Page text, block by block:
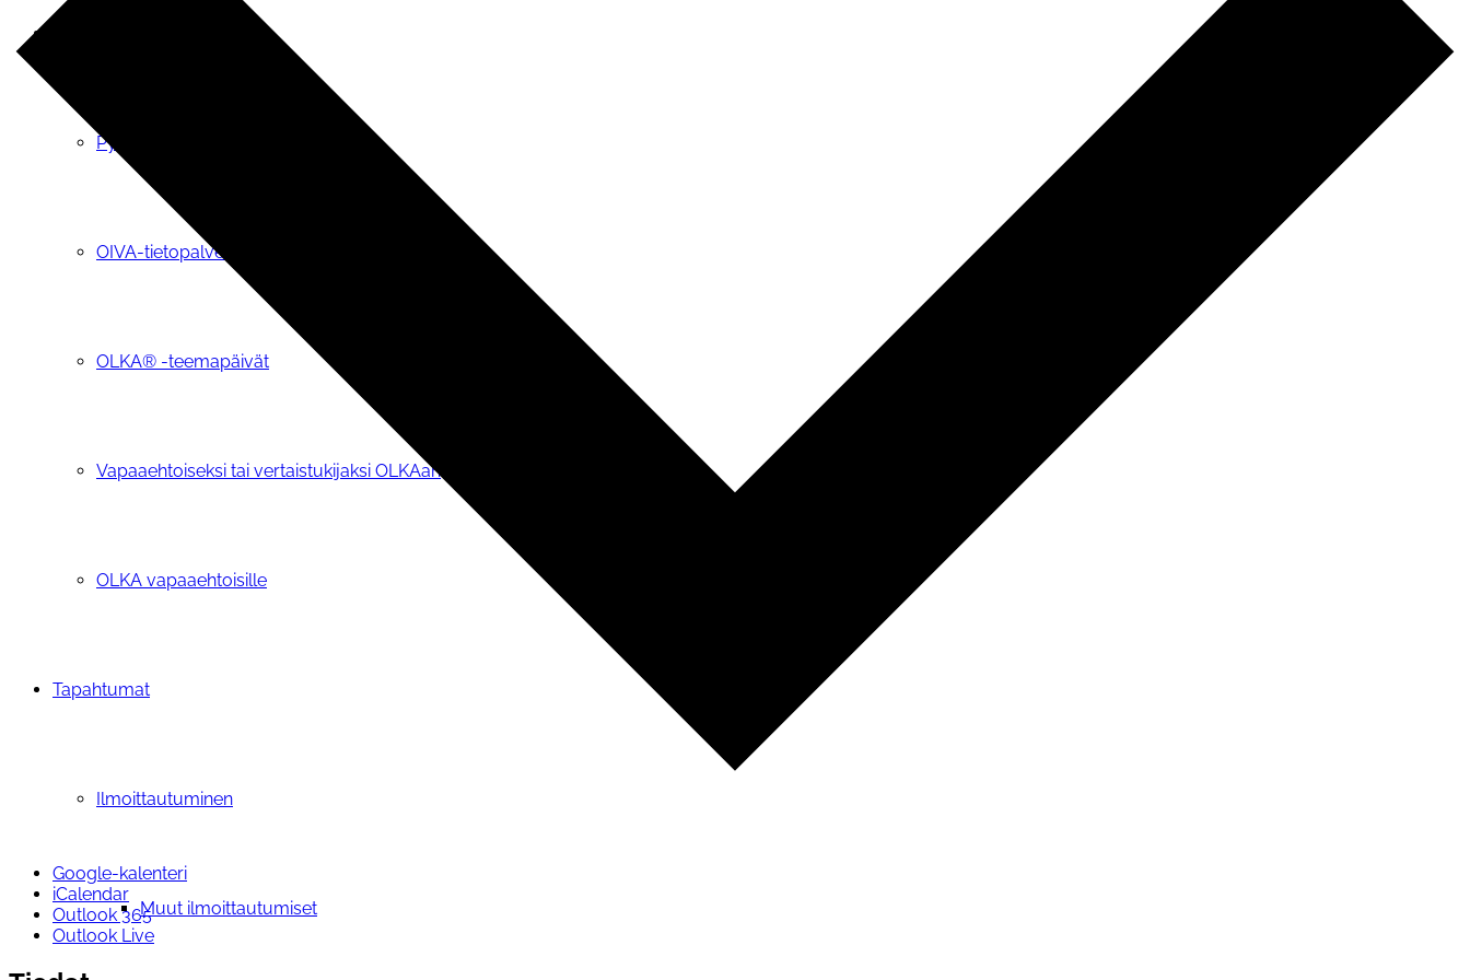
Pyydä OLKA-vapaaehtoinen tueksi
OIVA-tietopalvelu
OLKA® -teemapäivät
Vapaaehtoiseksi tai vertaistukijaksi OLKAan
OLKA vapaaehtoisille
Tapahtumat
Ilmoittautuminen
Muut ilmoittautumiset
Google-kalenteri
iCalendar
Outlook 365
Outlook Live